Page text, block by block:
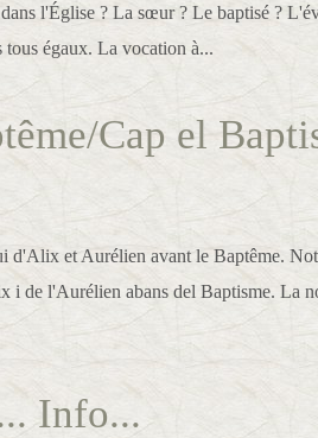
l'Église ? La sœur ? Le baptisé ?
égaux. La vocation à...
Cap el
d'Alix et Aurélien avant le Baptême.
i de l'Aurélien abans del Baptisme. La
Info...